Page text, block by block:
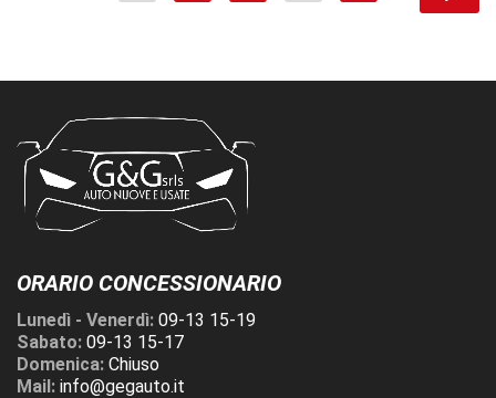
ORARIO CONCESSIONARIO
Lunedì - Venerdì: 09-13 15-19
Sabato: 09-13 15-17
Domenica: Chiuso
Mail: info@gegauto.it